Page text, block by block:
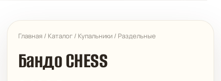
Главная / Каталог / Купальники / Раздельные
Бандо CHESS